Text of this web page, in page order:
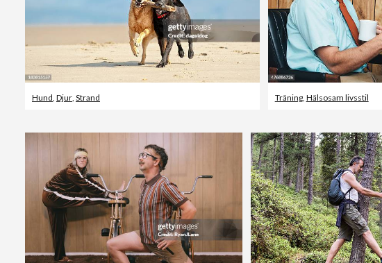
Hund, Djur, Strand Träning, Hälsosam livsstil